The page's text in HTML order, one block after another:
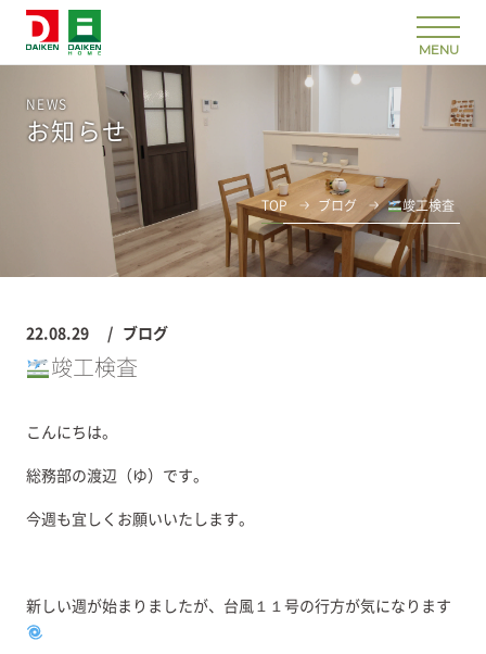
NEWS
お知らせ
TOP ブログ 竣工検査
22.08.29 ブログ
竣工検査
こんにちは。
総務部の渡辺（ゆ）です。
今週も宜しくお願いいたします。
新しい週が始まりましたが、台風１１号の行方が気になります